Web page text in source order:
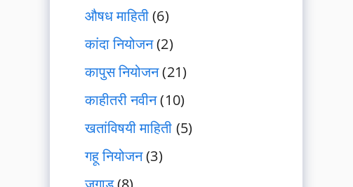
औषध माहिती(6)
कांदा नियोजन(2)
कापुस नियोजन(21)
काहीतरी नवीन(10)
खतांविषयी माहिती (5)
गहू नियोजन(3)